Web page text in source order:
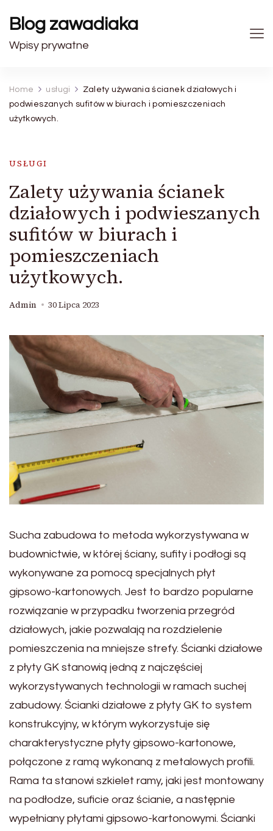
Blog zawadiaka
Wpisy prywatne
Home usługi
Zalety używania ścianek działowych i
podwieszanych sufitów w biurach i pomieszczeniach
użytkowych.
USŁUGI
Zalety używania ścianek
działowych i podwieszanych
sufitów w biurach i
pomieszczeniach
użytkowych.
Admin 30 Lipca 2023
Sucha zabudowa to metoda wykorzystywana w
budownictwie, w której ściany, sufity i podłogi są
wykonywane za pomocą specjalnych płyt
gipsowo-kartonowych. Jest to bardzo popularne
rozwiązanie w przypadku tworzenia przegród
działowych, jakie pozwalają na rozdzielenie
pomieszczenia na mniejsze strefy. Ścianki działowe
z płyty GK stanowią jedną z najczęściej
wykorzystywanych technologii w ramach suchej
zabudowy. Ścianki działowe z płyty GK to system
konstrukcyjny, w którym wykorzystuje się
charakterystyczne płyty gipsowo-kartonowe,
połączone z ramą wykonaną z metalowych profili.
Rama ta stanowi szkielet ramy, jaki jest montowany
na podłodze, suficie oraz ścianie, a następnie
wypełniany płytami gipsowo-kartonowymi. Ścianki